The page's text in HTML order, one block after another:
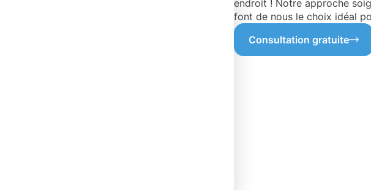
endroit ! Notre approche
font de nous le choix idéal
Consultation gratuite